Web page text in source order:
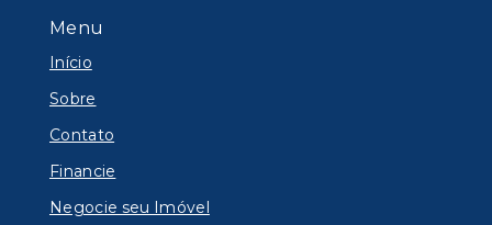
Menu
Início
Sobre
Contato
Financie
Negocie seu Imóvel